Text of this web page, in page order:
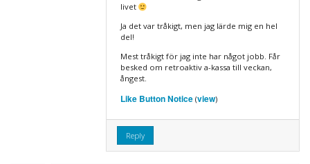
livet
Ja det var tråkigt, men jag lärde mig en hel
del!
Mest tråkigt för jag inte har något jobb. Får
besked om retroaktiv a-kassa till veckan,
ångest.
Like Button Notice(view)
Reply